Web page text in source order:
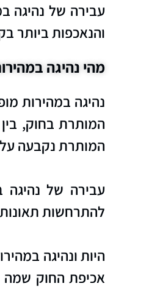
עבירה של נהיגה
והנאכפות ביותר
מהי נהיגה
המותרת בחוק,
המותרת נקבעה על
עבירה של
להתרחשות
היות ונהיגה
אכיפת החוק שמה